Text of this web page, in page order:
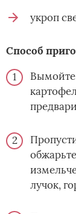
укроп
Способ
Вымойте
лучок,